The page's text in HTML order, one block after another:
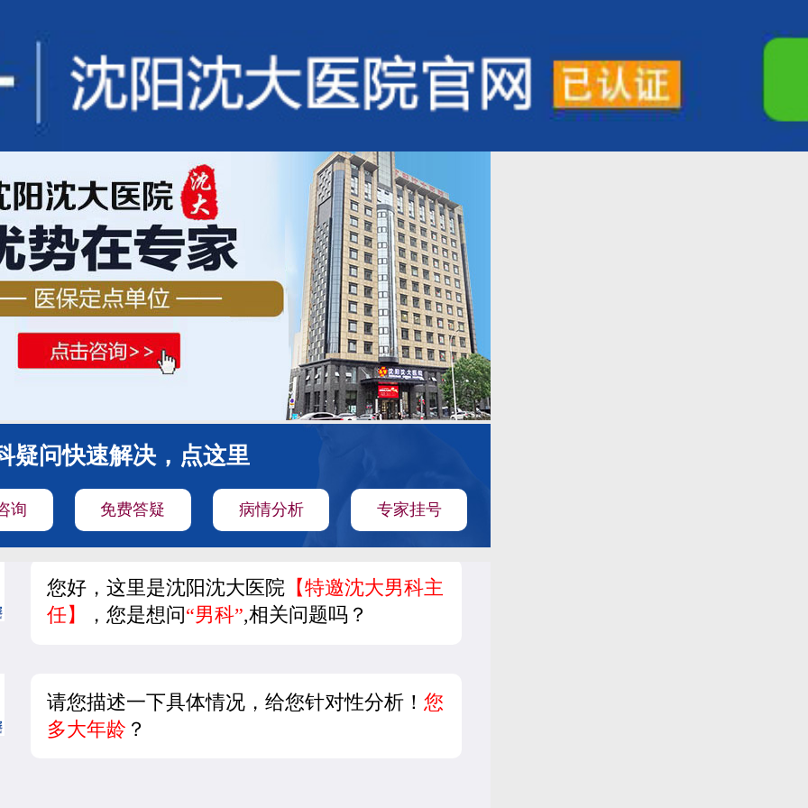
疑问快速解决，点这里
询 免费答疑 病情分析 专家挂号
您好，这里是沈阳沈大医院【特邀沈大男科主
任】
，您是想问“男科”,相关问题吗？
请您描述一下具体情况，给您针对性分析！ 您
多大年龄 ？